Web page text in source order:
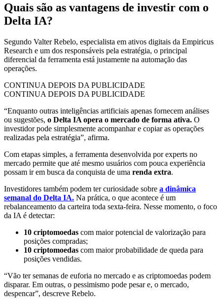
Quais são as vantagens de investir com o
Delta IA?
Segundo Valter Rebelo, especialista em ativos digitais da Empiricus
Research e um dos responsáveis pela estratégia, o principal
diferencial da ferramenta está justamente na automação das
operações.
CONTINUA DEPOIS DA PUBLICIDADE
CONTINUA DEPOIS DA PUBLICIDADE
“Enquanto outras inteligências artificiais apenas fornecem análises
ou sugestões, o Delta IA opera o mercado de forma ativa. O
investidor pode simplesmente acompanhar e copiar as operações
realizadas pela estratégia”, afirma.
Com etapas simples, a ferramenta desenvolvida por experts no
mercado permite que até mesmo usuários com pouca experiência
possam ir em busca da conquista de uma renda extra.
Investidores também podem ter curiosidade sobre a dinâmica
semanal do Delta IA. Na prática, o que acontece é um
rebalanceamento da carteira toda sexta-feira. Nesse momento, o foco
da IA é detectar:
10 criptomoedas com maior potencial de valorização para
posições compradas;
10 criptomoedas com maior probabilidade de queda para
posições vendidas.
“Vão ter semanas de euforia no mercado e as criptomoedas podem
disparar. Em outras, o pessimismo pode pesar e, o mercado,
despencar”, descreve Rebelo.